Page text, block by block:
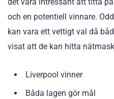
och en potentiell vinnare.
kan vara ett vettigt val då
visat att de kan hitta
Liverpool vinner
Båda lagen gör mål